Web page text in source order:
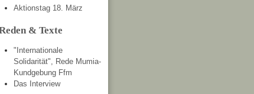
Aktionstag 18. März
& Texte
"Internationale
Solidarität", Rede Mumia-
Kundgebung Ffm
Das Interview